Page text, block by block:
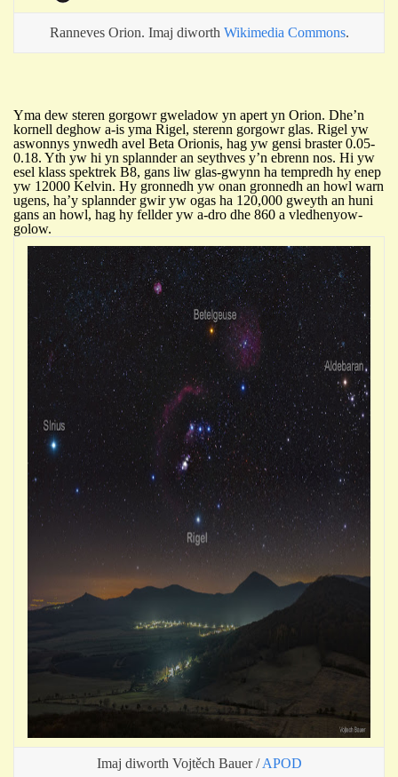
Ranneves Orion. Imaj diworth Wikimedia Commons.
Yma dew steren gorgowr gweladow yn apert yn Orion. Dhe’n
kornell deghow a-is yma Rigel, sterenn gorgowr glas. Rigel yw
aswonnys ynwedh avel Beta Orionis, hag yw gensi braster0.05-
0.18. Yth yw hi yn splannder an seythves y’n ebrenn nos. Hi yw
esel klass spektrek B8, gans liw glas-gwynn ha tempredh hy enep
yw 12000 Kelvin. Hy gronnedh yw onan gronnedh an howl warn
ugens, ha’y splannder gwir yw ogas ha 120,000 gweyth an huni
gans an howl, hag hy fellder yw a-dro dhe 860 a vledhenyow-
golow.
Imaj diworth Vojtěch Bauer /APOD